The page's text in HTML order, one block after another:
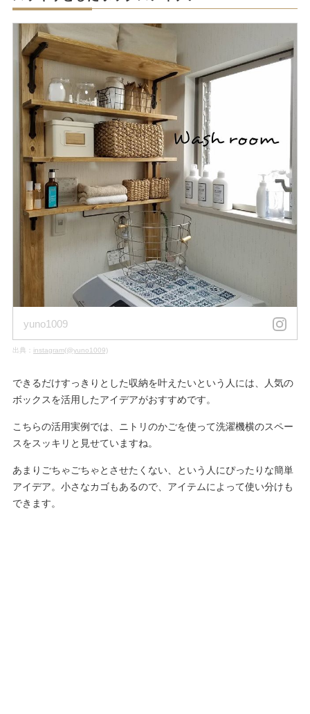
yuno1009
出典： instagram(@yuno1009)
できるだけすっきりとした収納を叶えたいという人には、人気の
ボックスを活用したアイデアがおすすめです。
こちらの活用実例では、ニトリのかごを使って洗濯機横のスペー
スをスッキリと見せていますね。
あまりごちゃごちゃとさせたくない、という人にぴったりな簡単
アイデア。小さなカゴもあるので、アイテムによって使い分けも
できます。